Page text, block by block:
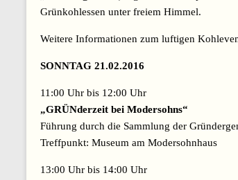
Grünkohlessen unter freiem Himmel.
Weitere Informationen zum luftigen
SONNTAG 21.02.2016
11:00 Uhr bis 12:00 Uhr
„GRÜNderzeit bei Modersohns“
Führung durch die Sammlung der
Treffpunkt: Museum am Modersohnhaus
13:00 Uhr bis 14:00 Uhr